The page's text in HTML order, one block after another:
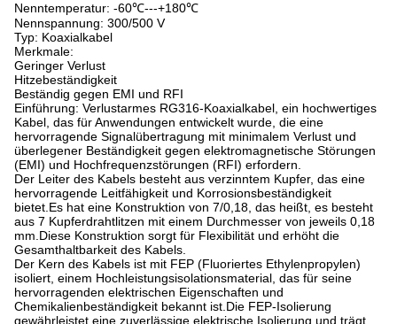
Nenntemperatur: -60℃---+180℃
Nennspannung: 300/500 V
Typ: Koaxialkabel
Merkmale:
Geringer Verlust
Hitzebeständigkeit
Beständig gegen EMI und RFI
Einführung: Verlustarmes RG316-Koaxialkabel, ein hochwertiges
Kabel, das für Anwendungen entwickelt wurde, die eine
hervorragende Signalübertragung mit minimalem Verlust und
überlegener Beständigkeit gegen elektromagnetische Störungen
(EMI) und Hochfrequenzstörungen (RFI) erfordern.
Der Leiter des Kabels besteht aus verzinntem Kupfer, das eine
hervorragende Leitfähigkeit und Korrosionsbeständigkeit
bietet.Es hat eine Konstruktion von 7/0,18, das heißt, es besteht
aus 7 Kupferdrahtlitzen mit einem Durchmesser von jeweils 0,18
mm.Diese Konstruktion sorgt für Flexibilität und erhöht die
Gesamthaltbarkeit des Kabels.
Der Kern des Kabels ist mit FEP (Fluoriertes Ethylenpropylen)
isoliert, einem Hochleistungsisolationsmaterial, das für seine
hervorragenden elektrischen Eigenschaften und
Chemikalienbeständigkeit bekannt ist.Die FEP-Isolierung
gewährleistet eine zuverlässige elektrische Isolierung und trägt